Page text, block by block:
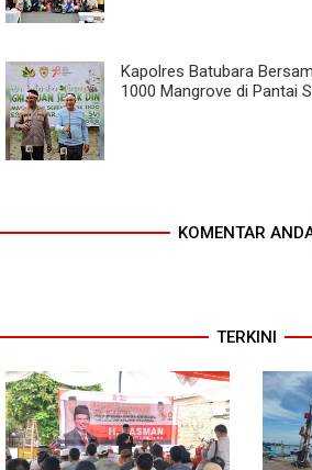
Kapolres Batubara
1000 Mangrove di Pantai
KOMENTAR
TERKINI